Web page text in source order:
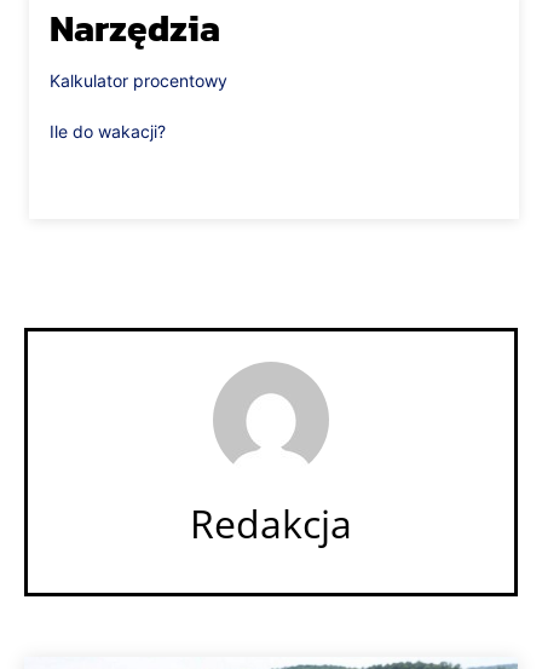
Narzędzia
Kalkulator procentowy
Ile do wakacji?
Redakcja